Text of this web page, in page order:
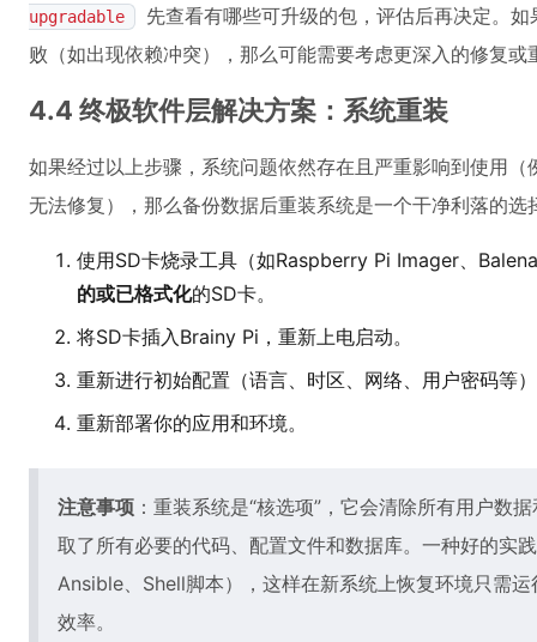
upgradable
先查看有哪些可升级的包，评估后再决定。
败（如出现依赖冲突），那么可能需要考虑更深入的修复或
4.4 终极软件层解决方案：系统重装
如果经过以上步骤，系统问题依然存在且严重影响到使用
无法修复），那么备份数据后重装系统是一个干净利落的
使用SD卡烧录工具（如Raspberry Pi Imager、
的或已格式化的SD卡。
将SD卡插入Brainy Pi，重新上电启动。
重新进行初始配置（语言、时区、网络、用户密码等
重新部署你的应用和环境。
注意事项 ：重装系统是“核选项”，它会清除所有用户数
取了所有必要的代码、配置文件和数据库。一种好的实
Ansible、Shell脚本），这样在新系统上恢复环境只需
效率。